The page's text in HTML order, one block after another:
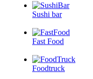
Sushi bar
Fast Food
Foodtruck